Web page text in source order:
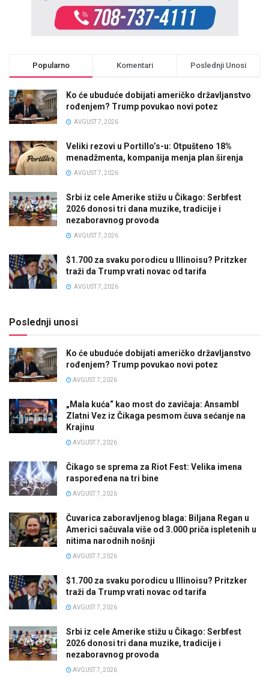
Popularno Komentari Poslednji Unosi
Ko će ubuduće dobijati američko državljanstvo
rođenjem? Trump povukao novi potez
AVGUST 7, 2026
Veliki rezovi u Portillo’s-u: Otpušteno 18%
menadžmenta, kompanija menja plan širenja
AVGUST 7, 2026
Srbi iz cele Amerike stižu u Čikago: Serbfest
2026 donosi tri dana muzike, tradicije i
nezaboravnog provoda
AVGUST 7, 2026
$1.700 za svaku porodicu u Illinoisu? Pritzker
traži da Trump vrati novac od tarifa
AVGUST 7, 2026
Poslednji unosi
Ko će ubuduće dobijati američko državljanstvo
rođenjem? Trump povukao novi potez
AVGUST 7, 2026
„Mala kuća“ kao most do zavičaja: Ansambl
Zlatni Vez iz Čikaga pesmom čuva sećanje na
Krajinu
AVGUST 7, 2026
Čikago se sprema za Riot Fest: Velika imena
raspoređena na tri bine
AVGUST 7, 2026
Čuvarica zaboravljenog blaga: Biljana Regan u
Americi sačuvala više od 3.000 priča ispletenih u
nitima narodnih nošnji
AVGUST 7, 2026
$1.700 za svaku porodicu u Illinoisu? Pritzker
traži da Trump vrati novac od tarifa
AVGUST 7, 2026
Srbi iz cele Amerike stižu u Čikago: Serbfest
2026 donosi tri dana muzike, tradicije i
nezaboravnog provoda
AVGUST 7, 2026